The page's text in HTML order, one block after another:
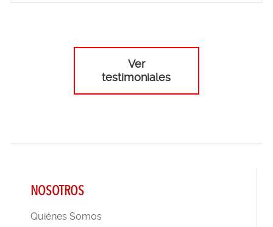
Ver
testimoniales
NOSOTROS
Quiénes Somos